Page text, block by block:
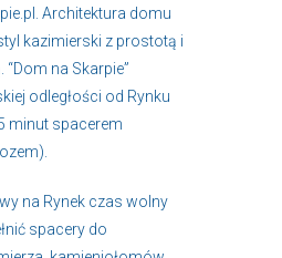
Architektura domu
kazimierski z prostotą i
na Skarpie”
odległości od Rynku
minut spacerem
na Rynek czas wolny
spacery do